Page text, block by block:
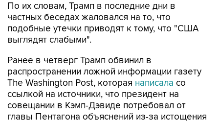
По их словам, Трамп в последние дни в
частных беседах жаловался на то, что
подобные утечки приводят к тому, что "США
выглядят слабыми".
Ранее в четверг Трамп обвинил в
распространении ложной информации газету
The Washington Post, которая написала со
ссылкой на источники, что президент на
совещании в Кэмп-Дэвиде потребовал от
главы Пентагона объяснений из-за истощения